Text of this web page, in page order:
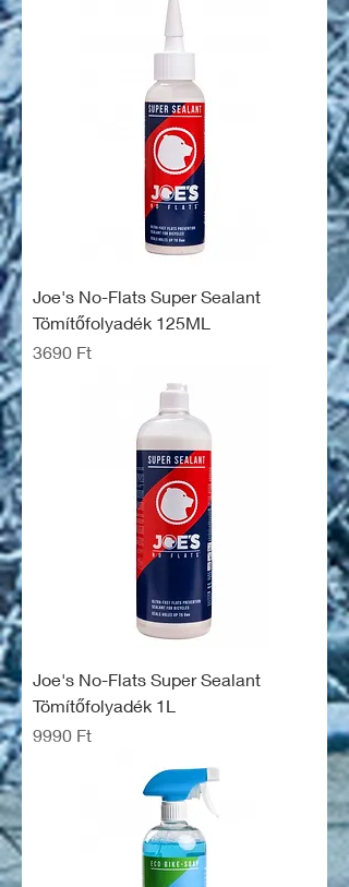
Joe's No-Flats Super Sealant
Tömítőfolyadék 125ML
Ár
3690 Ft
Joe's No-Flats Super Sealant
Tömítőfolyadék 1L
Ár
9990 Ft